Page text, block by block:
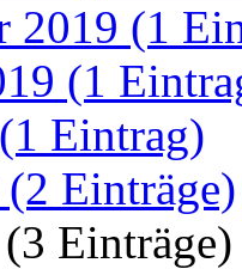
2019 (1
(1
Eintrag)
Einträge)
Einträge)